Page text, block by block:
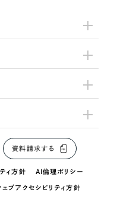
資料請求する
ィ方針 AI倫理ポリシー
ェブアクセシビリティ方針